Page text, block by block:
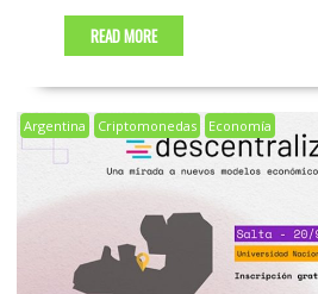
READ MORE
Argentina Criptomonedas Economía